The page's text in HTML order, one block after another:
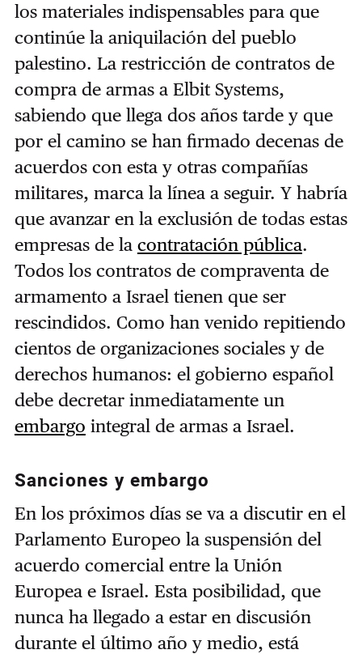
los materiales indispensables para que
continúe la aniquilación del pueblo
palestino. La restricción de contratos de
compra de armas a Elbit Systems,
sabiendo que llega dos años tarde y que
por el camino se han firmado decenas de
acuerdos con esta y otras compañías
militares, marca la línea a seguir. Y habría
que avanzar en la exclusión de todas estas
empresas de la contratación pública.
Todos los contratos de compraventa de
armamento a Israel tienen que ser
rescindidos. Como han venido repitiendo
cientos de organizaciones sociales y de
derechos humanos: el gobierno español
debe decretar inmediatamente un
embargo integral de armas a Israel.
Sanciones y embargo
En los próximos días se va a discutir en el
Parlamento Europeo la suspensión del
acuerdo comercial entre la Unión
Europea e Israel. Esta posibilidad, que
nunca ha llegado a estar en discusión
durante el último año y medio, está